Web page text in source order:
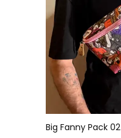
Big Fanny Pack 02